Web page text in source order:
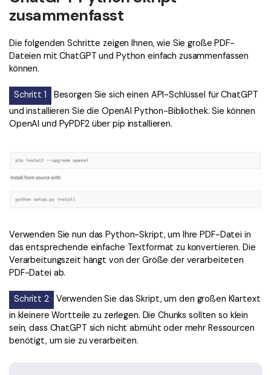
zusammenfasst
Die folgenden Schritte zeigen Ihnen, wie Sie große PDF-
Dateien mit ChatGPT und Python einfach zusammenfassen
können.
Schritt 1
Besorgen Sie sich einen API-Schlüssel für ChatGPT
und installieren Sie die OpenAI Python-Bibliothek. Sie können
OpenAI und PyPDF2 über pip installieren.
Verwenden Sie nun das Python-Skript, um Ihre PDF-Datei in
das entsprechende einfache Textformat zu konvertieren. Die
Verarbeitungszeit hängt von der Größe der verarbeiteten
PDF-Datei ab.
Schritt 2
Verwenden Sie das Skript, um den großen Klartext
in kleinere Wortteile zu zerlegen. Die Chunks sollten so klein
sein, dass ChatGPT sich nicht abmüht oder mehr Ressourcen
benötigt, um sie zu verarbeiten.